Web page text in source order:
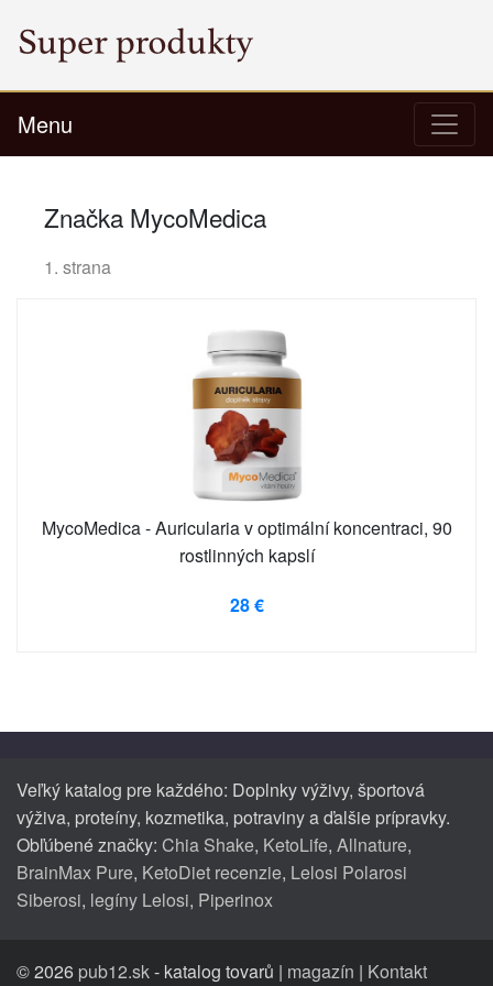
Menu
Značka MycoMedica
1. strana
MycoMedica - Auricularia v optimální koncentraci, 90
rostlinných kapslí
28 €
Veľký katalog pre každého: Doplnky výživy, športová
výživa, proteíny, kozmetika, potraviny a ďalšie prípravky.
Obľúbené značky: Chia Shake, KetoLife, Allnature,
BrainMax Pure, KetoDiet recenzie, Lelosi Polarosi
Siberosi, legíny Lelosi, Piperinox
© 2026 pub12.sk- katalog tovarů | magazín | Kontakt